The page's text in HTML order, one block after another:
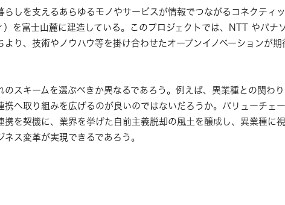
らしを支えるあらゆるモノやサービスが情報でつながるコネクティ
を富士山麓に建造している。このプロジェクトでは、NTT やパナ
り、技術やノウハウ等を掛け合わせたオープンイノベーションが期
のスキームを選ぶべきか異なるであろう。例えば、異業種との関わ
へ取り組みを広げるのが良いのではないだろうか。バリューチェ
を契機に、業界を挙げた自前主義脱却の風土を醸成し、異業種に
ス変革が実現できるであろう。